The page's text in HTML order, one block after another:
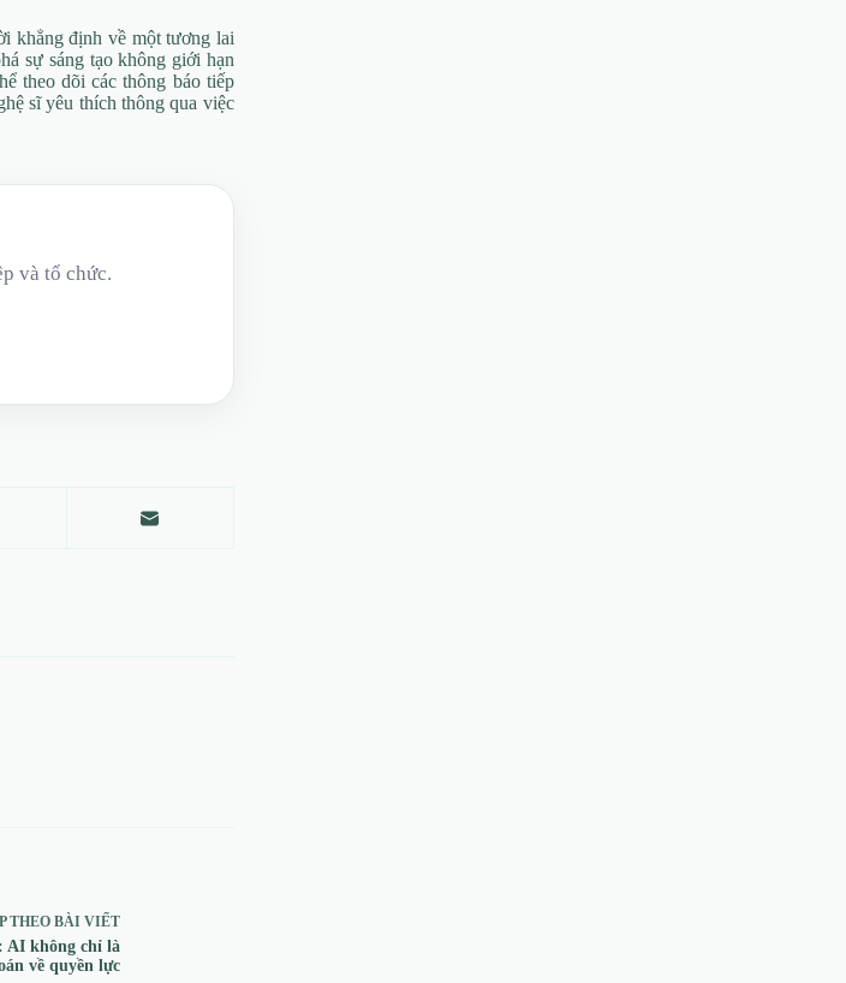
khẳng định về một tương lai
sự sáng tạo không giới hạn
theo dõi các thông báo tiếp
sĩ yêu thích thông qua việc
và tổ chức.
THEO BÀI VIẾT
AI không chỉ là
về quyền lực